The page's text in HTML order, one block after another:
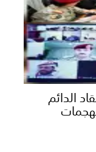
الدائم